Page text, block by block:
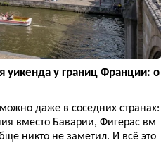
у границ Франции: о
даже в соседних странах:
вместо Баварии, Фигерас вм
никто не заметил. И всё это